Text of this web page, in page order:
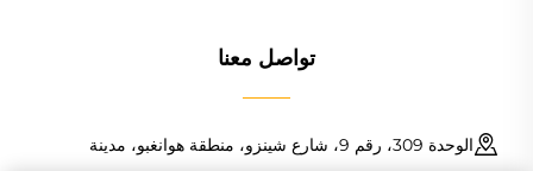
تواصل معنا
الوحدة 309، رقم 9، شارع شينزو، منطقة هوانغبو، مدينة